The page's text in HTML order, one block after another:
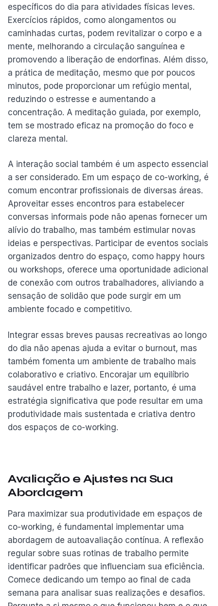
específicos do dia para atividades físicas leves.
Exercícios rápidos, como alongamentos ou
caminhadas curtas, podem revitalizar o corpo e a
mente, melhorando a circulação sanguínea e
promovendo a liberação de endorfinas. Além disso,
a prática de meditação, mesmo que por poucos
minutos, pode proporcionar um refúgio mental,
reduzindo o estresse e aumentando a
concentração. A meditação guiada, por exemplo,
tem se mostrado eficaz na promoção do foco e
clareza mental.
A interação social também é um aspecto essencial
a ser considerado. Em um espaço de co-working, é
comum encontrar profissionais de diversas áreas.
Aproveitar esses encontros para estabelecer
conversas informais pode não apenas fornecer um
alívio do trabalho, mas também estimular novas
ideias e perspectivas. Participar de eventos sociais
organizados dentro do espaço, como happy hours
ou workshops, oferece uma oportunidade adicional
de conexão com outros trabalhadores, aliviando a
sensação de solidão que pode surgir em um
ambiente focado e competitivo.
Integrar essas breves pausas recreativas ao longo
do dia não apenas ajuda a evitar o burnout, mas
também fomenta um ambiente de trabalho mais
colaborativo e criativo. Encorajar um equilíbrio
saudável entre trabalho e lazer, portanto, é uma
estratégia significativa que pode resultar em uma
produtividade mais sustentada e criativa dentro
dos espaços de co-working.
Avaliação e Ajustes na Sua
Abordagem
Para maximizar sua produtividade em espaços de
co-working, é fundamental implementar uma
abordagem de autoavaliação contínua. A reflexão
regular sobre suas rotinas de trabalho permite
identificar padrões que influenciam sua eficiência.
Comece dedicando um tempo ao final de cada
semana para analisar suas realizações e desafios.